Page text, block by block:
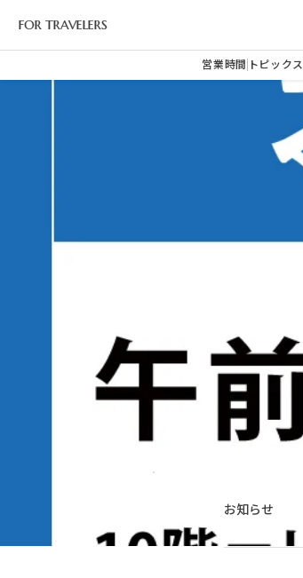
FOR TRAVELERS
営業時間 トピックス
お知らせ